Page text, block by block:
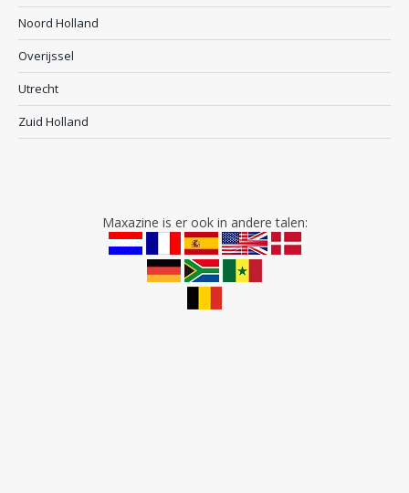
Noord Holland
Overijssel
Utrecht
Zuid Holland
Maxazine is er ook in andere talen: